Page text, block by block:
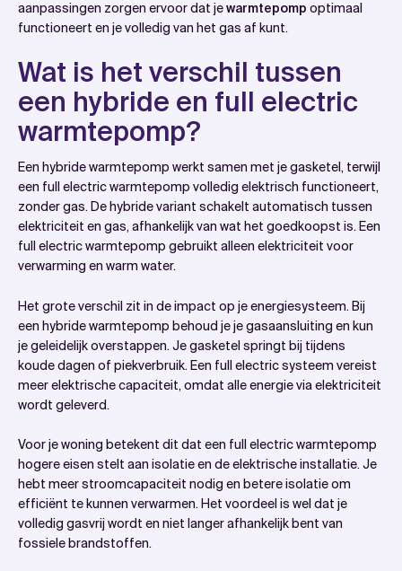
Hoe belangrijk is goede isolatie bij een full electric
warmtepomp?
Wat zijn de kosten van alle benodigde aanpassingen
samen?
Hoe wattslimmer helpt bij de overstap naar full
electric verwarming
Veelgestelde vragen
aanpassingen zorgen ervoor dat jewarmtepomp optimaal
functioneert en je volledig van het gas af kunt.
Wat is het verschil tussen
een hybride en full electric
warmtepomp?
Een hybride warmtepomp werkt samen met je gasketel, terwijl
een full electric warmtepomp volledig elektrisch functioneert,
zonder gas. De hybride variant schakelt automatisch tussen
elektriciteit en gas, afhankelijk van wat het goedkoopst is. Een
full electric warmtepomp gebruikt alleen elektriciteit voor
verwarming en warm water.
Het grote verschil zit in de impact op je energiesysteem. Bij
een hybride warmtepomp behoud je je gasaansluiting en kun
je geleidelijk overstappen. Je gasketel springt bij tijdens
koude dagen of piekverbruik. Een full electric systeem vereist
meer elektrische capaciteit, omdat alle energie via elektriciteit
wordt geleverd.
Voor je woning betekent dit dat een full electric warmtepomp
hogere eisen stelt aan isolatie en de elektrische installatie. Je
hebt meer stroomcapaciteit nodig en betere isolatie om
efficiënt te kunnen verwarmen. Het voordeel is wel dat je
volledig gasvrij wordt en niet langer afhankelijk bent van
fossiele brandstoffen.